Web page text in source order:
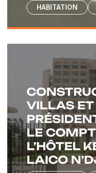
HABITATION
VILLAS
LE
L’HÔTEL
LAICO